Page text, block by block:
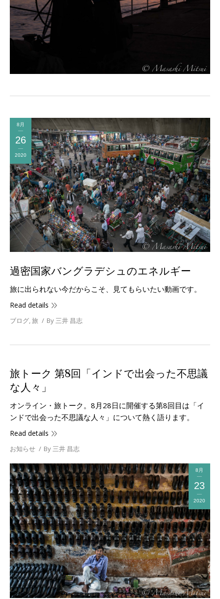
8月
26
2020
過密国家バングラデシュのエネルギー
旅に出られない今だからこそ、見てもらいたい動画です。
Read details
ブログ,旅 By 三井 昌志
旅トーク 第8回「インドで出会った不思議
な人々」
オンライン・旅トーク。8月28日に開催する第8回目は「イ
ンドで出会った不思議な人々」について熱く語ります。
Read details
お知らせ By 三井 昌志
8月
23
2020